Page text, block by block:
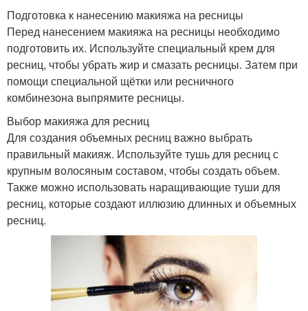
Подготовка к нанесению макияжа на ресницы
Перед нанесением макияжа на ресницы необходимо
подготовить их. Используйте специальный крем для
ресниц, чтобы убрать жир и смазать ресницы. Затем при
помощи специальной щётки или ресничного
комбинезона выпрямите ресницы.
Выбор макияжа для ресниц
Для создания объемных ресниц важно выбрать
правильный макияж. Используйте тушь для ресниц с
крупным волосяным составом, чтобы создать объем.
Также можно использовать наращивающие туши для
ресниц, которые создают иллюзию длинных и объемных
ресниц.